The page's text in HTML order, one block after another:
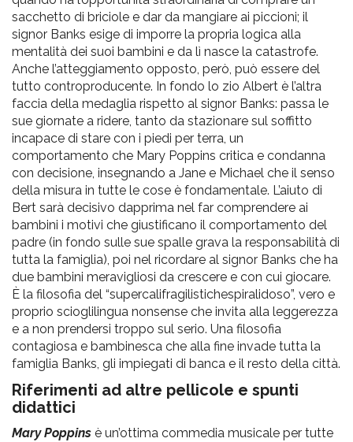
sacchetto di briciole e dar da mangiare ai piccioni; il
signor Banks esige di imporre la propria logica alla
mentalità dei suoi bambini e da lì nasce la catastrofe.
Anche l’atteggiamento opposto, però, può essere del
tutto controproducente. In fondo lo zio Albert è l’altra
faccia della medaglia rispetto al signor Banks: passa le
sue giornate a ridere, tanto da stazionare sul soffitto
incapace di stare con i piedi per terra, un
comportamento che Mary Poppins critica e condanna
con decisione, insegnando a Jane e Michael che il senso
della misura in tutte le cose è fondamentale. L’aiuto di
Bert sarà decisivo dapprima nel far comprendere ai
bambini i motivi che giustificano il comportamento del
padre (in fondo sulle sue spalle grava la responsabilità di
tutta la famiglia), poi nel ricordare al signor Banks che ha
due bambini meravigliosi da crescere e con cui giocare.
È la filosofia del “supercalifragilistichespiralidoso”, vero e
proprio scioglilingua nonsense che invita alla leggerezza
e a non prendersi troppo sul serio. Una filosofia
contagiosa e bambinesca che alla fine invade tutta la
famiglia Banks, gli impiegati di banca e il resto della città.
Riferimenti ad altre pellicole e spunti
didattici
Mary Poppins è un’ottima commedia musicale per tutte